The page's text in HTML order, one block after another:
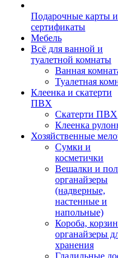
Подарочные карты и
сертификаты
Мебель
Всё для ванной и
туалетной комнаты
Ванная
Туалетная
Клеенка и скатерти
ПВХ
Скатерти ПВХ
Клеенка
Хозяйственные
Сумки и
косметички
Вешалки и
органайзеры
(надверные,
настенные и
напольные)
Короба,
органайзеры
хранения
Гладильные